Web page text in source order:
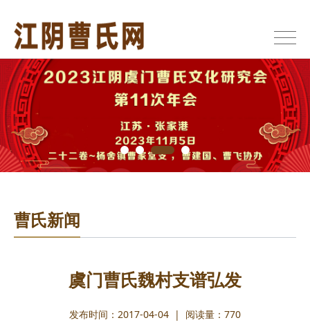
曹氏新闻
虞门曹氏魏村支谱弘发
发布时间：2017-04-04 | 阅读量： 770